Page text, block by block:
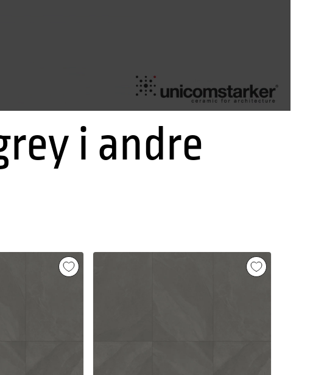
i andre